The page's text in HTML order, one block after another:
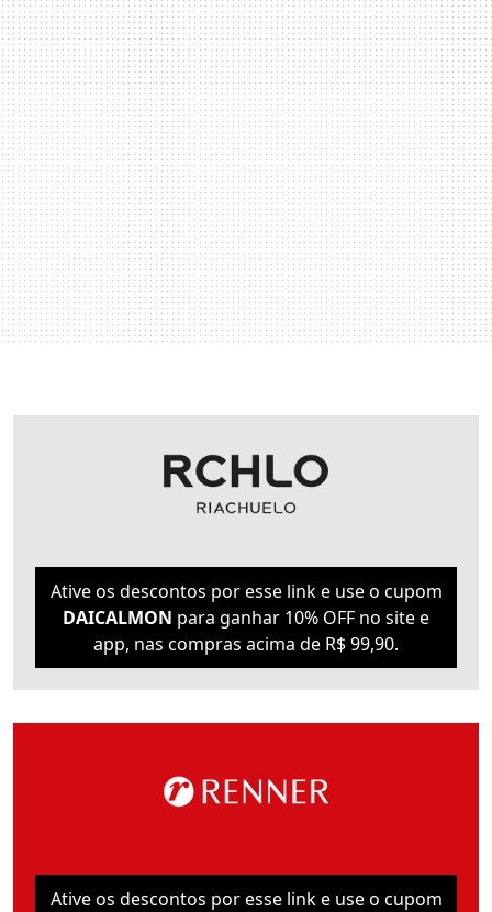
Ative os descontos por esse link e use o cupom
DAICALMON para ganhar 10% OFF no site e
app, nas compras acima de R$ 99,90.
Ative os descontos por esse link e use o cupom